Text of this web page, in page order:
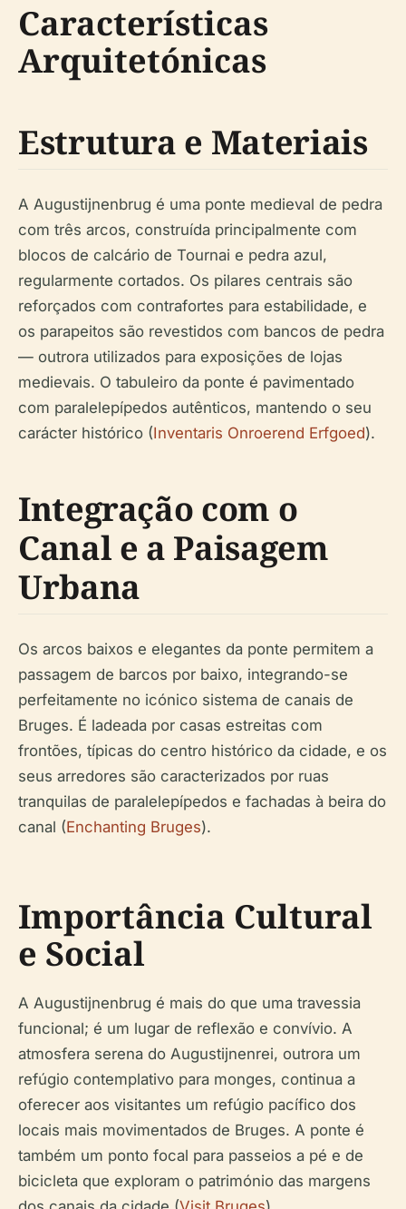
Características
Arquitetónicas
Estrutura e Materiais
A Augustijnenbrug é uma ponte medieval de pedra
com três arcos, construída principalmente com
blocos de calcário de Tournai e pedra azul,
regularmente cortados. Os pilares centrais são
reforçados com contrafortes para estabilidade, e
os parapeitos são revestidos com bancos de pedra
— outrora utilizados para exposições de lojas
medievais. O tabuleiro da ponte é pavimentado
com paralelepípedos autênticos, mantendo o seu
carácter histórico (Inventaris Onroerend Erfgoed).
Integração com o
Canal e a Paisagem
Urbana
Os arcos baixos e elegantes da ponte permitem a
passagem de barcos por baixo, integrando-se
perfeitamente no icónico sistema de canais de
Bruges. É ladeada por casas estreitas com
frontões, típicas do centro histórico da cidade, e os
seus arredores são caracterizados por ruas
tranquilas de paralelepípedos e fachadas à beira do
canal (Enchanting Bruges).
Importância Cultural
e Social
A Augustijnenbrug é mais do que uma travessia
funcional; é um lugar de reflexão e convívio. A
atmosfera serena do Augustijnenrei, outrora um
refúgio contemplativo para monges, continua a
oferecer aos visitantes um refúgio pacífico dos
locais mais movimentados de Bruges. A ponte é
também um ponto focal para passeios a pé e de
bicicleta que exploram o património das margens